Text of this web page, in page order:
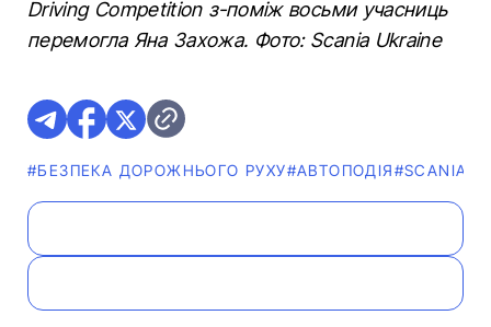
Driving Competition з-поміж восьми учасниць
перемогла Яна Захожа. Фото: Scania Ukraine
#БЕЗПЕКА ДОРОЖНЬОГО РУХУ#АВТОПОДІЯ#SCANIA